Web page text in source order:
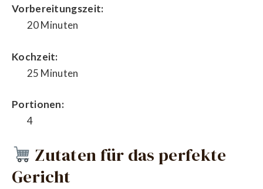
Vorbereitungszeit:
20 Minuten
Kochzeit:
25 Minuten
Portionen:
4
Zutaten für das perfekte
Gericht